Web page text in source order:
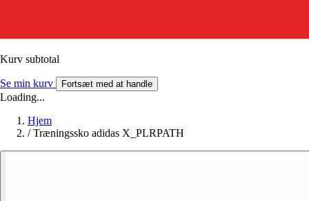
Kurv subtotal
Se min kurv Fortsæt med at handle
Loading...
Hjem
/ Træningssko adidas X_PLRPATH